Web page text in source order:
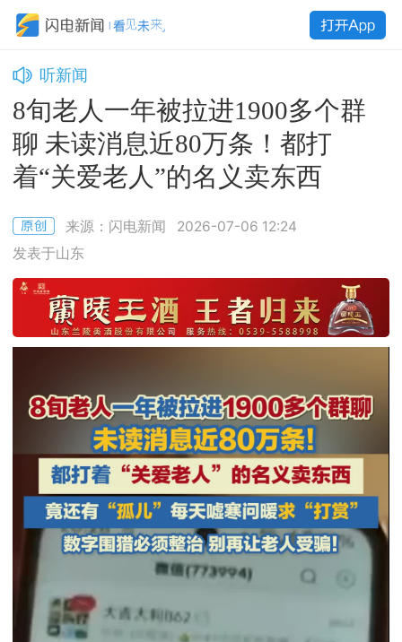
听新闻
8旬老人一年被拉进1900多个群
聊 未读消息近80万条！都打
着“关爱老人”的名义卖东西
来源：闪电新闻
2026-07-06 12:24
发表于山东